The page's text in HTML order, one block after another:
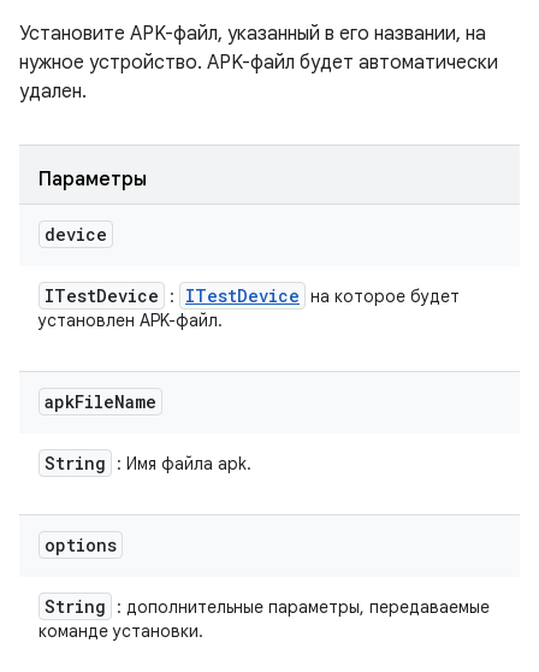
Установите APK-файл, указанный в его названии, на
нужное устройство. APK-файл будет автоматически
удален.
Параметры
device
ITestDevice : ITestDevice на которое будет
установлен APK-файл.
apkFileName
String : Имя файла apk.
options
String
: дополнительные параметры, передаваемые
команде установки.